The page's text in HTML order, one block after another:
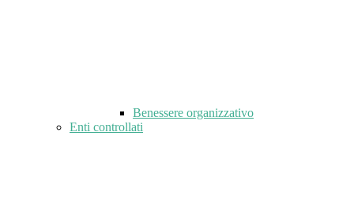
Benessere organizzativo
Enti controllati